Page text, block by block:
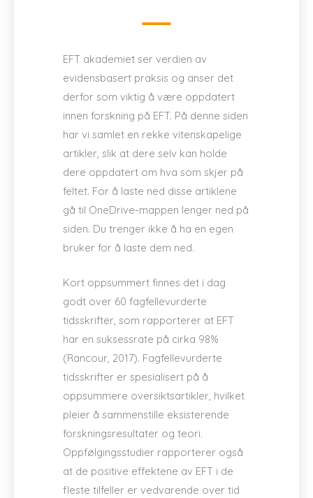
EFT akademiet ser verdien av
evidensbasert praksis og anser det
derfor som viktig å være oppdatert
innen forskning på EFT. På denne siden
har vi samlet en rekke vitenskapelige
artikler, slik at dere selv kan holde
dere oppdatert om hva som skjer på
feltet. For å laste ned disse artiklene
gå til OneDrive-mappen lenger ned på
siden. Du trenger ikke å ha en egen
bruker for å laste dem ned.
Kort oppsummert finnes det i dag
godt over 60 fagfellevurderte
tidsskrifter, som rapporterer at EFT
har en suksessrate på cirka 98%
(Rancour, 2017). Fagfellevurderte
tidsskrifter er spesialisert på å
oppsummere oversiktsartikler, hvilket
pleier å sammenstille eksisterende
forskningsresultater og teori.
Oppfølgingsstudier rapporterer også
at de positive effektene av EFT i de
fleste tilfeller er vedvarende over tid